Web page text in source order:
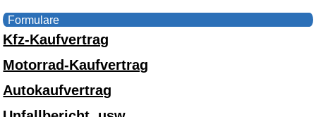
Formulare
Kfz-Kaufvertrag
Motorrad-Kaufvertrag
Autokaufvertrag